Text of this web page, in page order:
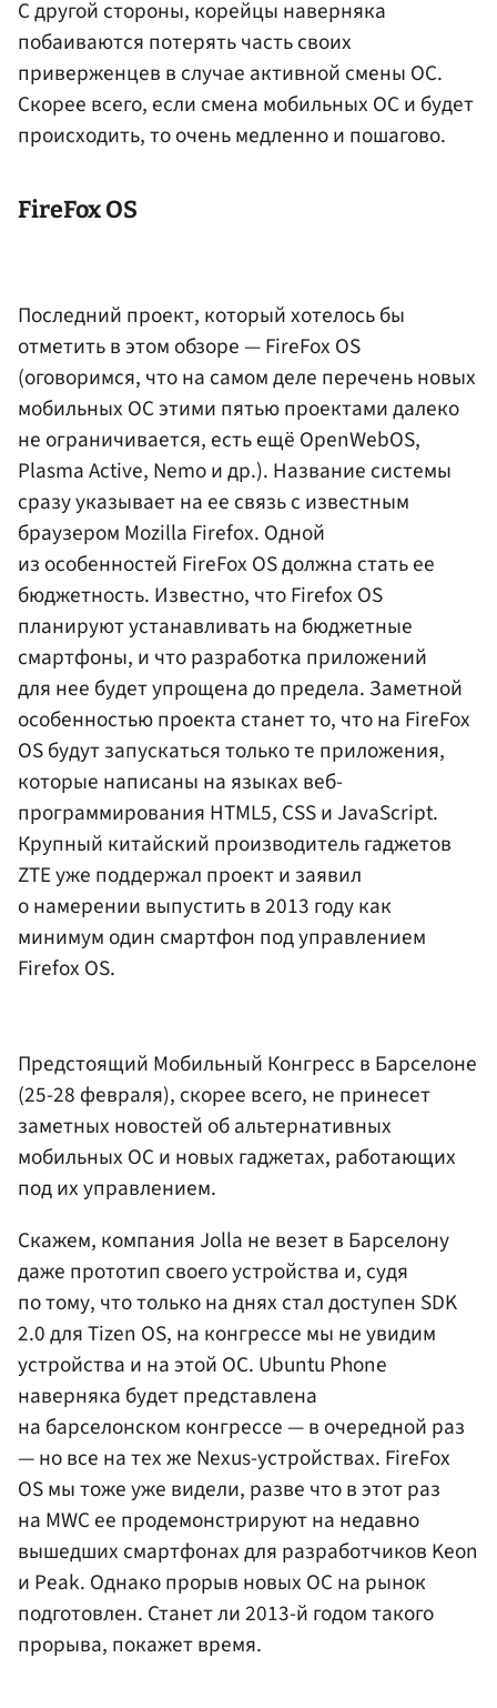
С другой стороны, корейцы наверняка
побаиваются потерять часть своих
приверженцев в случае активной смены ОС.
Скорее всего, если смена мобильных ОС и будет
происходить, то очень медленно и пошагово.
FireFox OS
Последний проект, который хотелось бы
отметить в этом обзоре — FireFox OS
(оговоримся, что на самом деле перечень новых
мобильных ОС этими пятью проектами далеко
не ограничивается, есть ещё OpenWebOS,
Plasma Active, Nemo и др.). Название системы
сразу указывает на ее связь c известным
браузером Mozilla Firefox. Одной
из особенностей FireFox OS должна стать ее
бюджетность. Известно, что Firefox OS
планируют устанавливать на бюджетные
смартфоны, и что разработка приложений
для нее будет упрощена до предела. Заметной
особенностью проекта станет то, что на FireFox
OS будут запускаться только те приложения,
которые написаны на языках веб-
программирования HTML5, CSS и JavaScript.
Крупный китайский производитель гаджетов
ZTE уже поддержал проект и заявил
о намерении выпустить в 2013 году как
минимум один смартфон под управлением
Firefox OS.
Предстоящий Мобильный Конгресс в Барселоне
(25-28 февраля), скорее всего, не принесет
заметных новостей об альтернативных
мобильных ОС и новых гаджетах, работающих
под их управлением.
Скажем, компания Jolla не везет в Барселону
даже прототип своего устройства и, судя
по тому, что только на днях стал доступен SDK
2.0 для Tizen OS, на конгрессе мы не увидим
устройства и на этой ОС. Ubuntu Phone
наверняка будет представлена
на барселонском конгрессе — в очередной раз
— но все на тех же Nexus-устройствах. FireFox
OS мы тоже уже видели, разве что в этот раз
на MWC ее продемонстрируют на недавно
вышедших смартфонах для разработчиков Keon
и Peak. Однако прорыв новых ОС на рынок
подготовлен. Станет ли 2013-й годом такого
прорыва, покажет время.